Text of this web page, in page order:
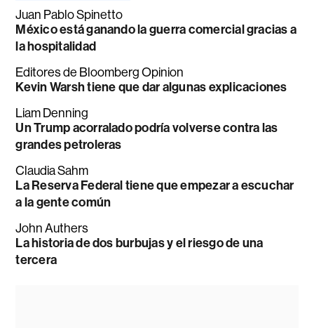
Juan Pablo Spinetto
México está ganando la guerra comercial gracias a
la hospitalidad
Editores de Bloomberg Opinion
Kevin Warsh tiene que dar algunas explicaciones
Liam Denning
Un Trump acorralado podría volverse contra las
grandes petroleras
Claudia Sahm
La Reserva Federal tiene que empezar a escuchar
a la gente común
John Authers
La historia de dos burbujas y el riesgo de una
tercera